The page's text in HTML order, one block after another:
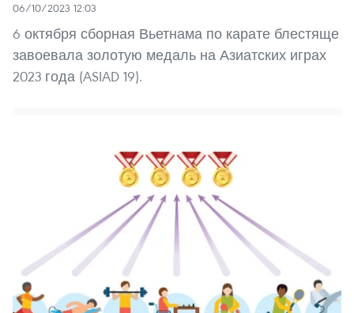
06/10/2023 12:03
6 октября сборная Вьетнама по карате блестяще
завоевала золотую медаль на Азиатских играх
2023 года (ASIAD 19).